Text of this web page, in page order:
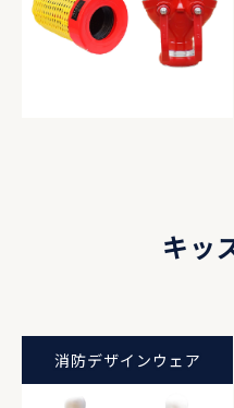
キッ
消防デザインウェア